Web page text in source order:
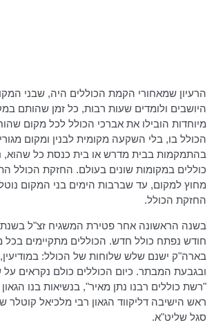
הרעיון שמאחורי הקמת הכוללים היה, שבני
היושבים ולומדים שעות רבות, כל זמן שהותם
מיוחדות הובילו את אברכי הכולל לכל מקום
הכולל בו, בלי השקעה מקומית לבנין ומקום
בהתמקמות בבית מדרש או בית כנסת כל שהוא,
כוללים במקומות שונים בעולם. החזקת הכולל
מחוץ למקום, עד שברבות הימים בני המקום
החזקת הכולל.
בשנה הראשונה אחר פטירת המשגיח זצ"ל
חודש נפתח כולל חדש. הכוללים מתקיימים בכל
בארה"ק ישנם שלש שלוחות של הכולל:
ובגבעת המבתר. כיום הכוללים כולם נקראים
"רשת כוללים רבנו נתן מאיר", בנשיאות בנו
ראש הישיבהדליקווד הגאון רבי מלכיאל קוטלר
סגל שליט"א.